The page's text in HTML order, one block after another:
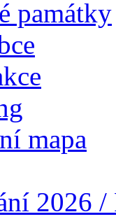
památky
mapa
2026 /